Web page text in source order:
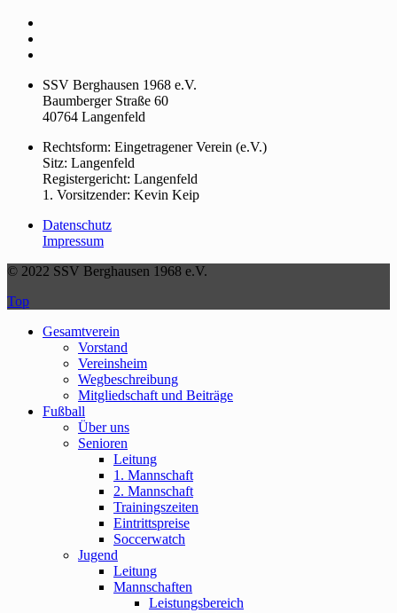
SSV Berghausen 1968 e.V.
Baumberger Straße 60
40764 Langenfeld
Rechtsform: Eingetragener Verein (e.V.)
Sitz: Langenfeld
Registergericht: Langenfeld
1. Vorsitzender: Kevin Keip
Datenschutz
Impressum
© 2022 SSV Berghausen 1968 e.V.
Top
Gesamtverein
Vorstand
Vereinsheim
Wegbeschreibung
Mitgliedschaft und Beiträge
Fußball
Über uns
Senioren
Leitung
1. Mannschaft
2. Mannschaft
Trainingszeiten
Eintrittspreise
Soccerwatch
Jugend
Leitung
Mannschaften
Leistungsbereich